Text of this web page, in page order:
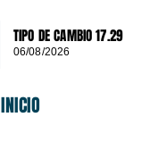
TIPO DE CAMBIO 17.29
06/08/2026
INICIO